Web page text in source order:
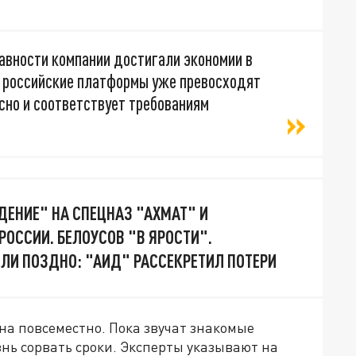
компании достигали экономии в
платформы уже превосходят
и соответствует требованиям
НА СПЕЦНАЗ "АХМАТ" И
БЕЛОУСОВ "В ЯРОСТИ".
ПОЗДНО: "АИД" РАССЕКРЕТИЛ ПОТЕРИ
повсеместно. Пока звучат знакомые
сорвать сроки. Эксперты указывают на